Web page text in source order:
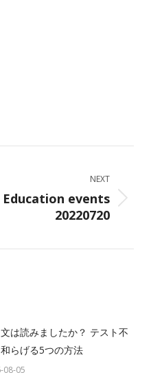
NEXT
Education events
20220720
は読みましたか？ テスト不
らげる5つの方法
08-05